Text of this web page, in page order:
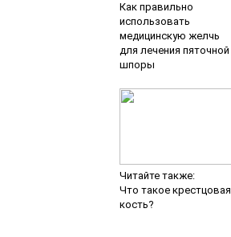
Как правильно
использовать
медицинскую желчь
для лечения пяточной
шпоры
Читайте также:
Что такое крестцовая
кость?